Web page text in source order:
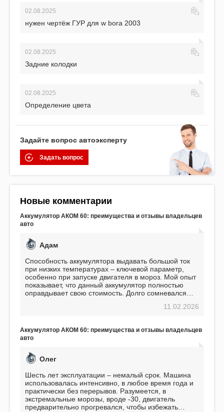
02.08.2025
нужен чертёж ГУР для w bora 2003
02.08.2025
Задние колодки
02.08.2025
Определение цвета
Задайте вопрос автоэксперту
Задать вопрос
Новые комментарии
Аккумулятор АКОМ 60: преимущества и отзывы владельцев
авто
Адам
Способность аккумулятора выдавать большой ток
при низких температурах – ключевой параметр,
особенно при запуске двигателя в мороз. Мой опыт
показывает, что данный аккумулятор полностью
оправдывает свою стоимость. Долго сомневался
пожалел. Считаю, что это отличное вложение,11.02.2026
Аккумулятор АКОМ 60: преимущества и отзывы владельцев
авто
Олег
Шесть лет эксплуатации – немалый срок. Машина
использовалась интенсивно, в любое время года и
практически без перерывов. Разумеется, в
экстремальные морозы, вроде -30, двигатель
предварительно прогревался, чтобы избежать